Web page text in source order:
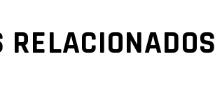
RELACIONADOS